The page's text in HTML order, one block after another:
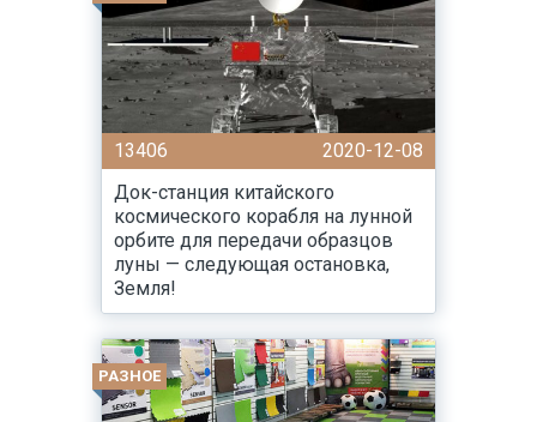
13406
2020-12-08
Док-станция китайского
космического корабля на лунной
орбите для передачи образцов
луны — следующая остановка,
Земля!
РАЗНОЕ